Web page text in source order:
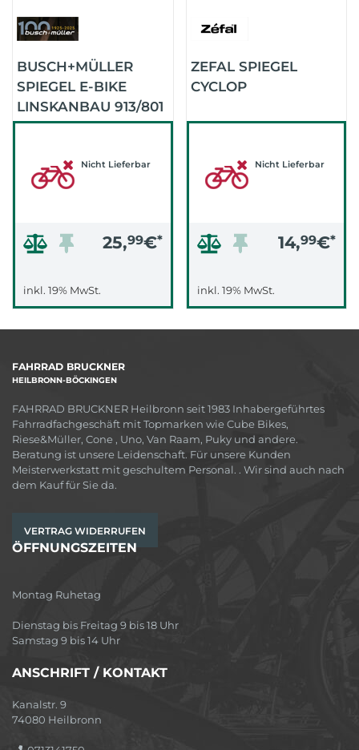
BUSCH+MÜLLER
SPIEGEL E-BIKE
LINSKANBAU 913/801
LANG
Nicht Lieferbar
25,99€*
inkl. 19% MwSt.
ZEFAL SPIEGEL
CYCLOP
Nicht Lieferbar
14,99€*
inkl. 19% MwSt.
FAHRRAD BRUCKNER
HEILBRONN-BÖCKINGEN
FAHRRAD BRUCKNER Heilbronn seit 1983 Inhabergeführtes
Fahrradfachgeschäft mit Topmarken wie Cube Bikes,
Riese&Müller, Cone , Uno, Van Raam, Puky und andere.
Beratung ist unsere Leidenschaft. Für unsere Kunden
Meisterwerkstatt mit geschultem Personal. . Wir sind auch nach
dem Kauf für Sie da.
VERTRAG WIDERRUFEN
ÖFFNUNGSZEITEN
Montag Ruhetag
Dienstag bis Freitag 9 bis 18 Uhr
Samstag 9 bis 14 Uhr
ANSCHRIFT / KONTAKT
Kanalstr. 9
74080 Heilbronn